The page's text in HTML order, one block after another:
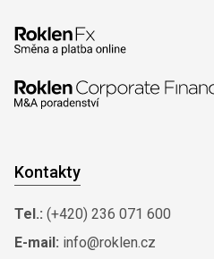
Kontakty
Tel.: (+420) 236 071 600
E-mail: info@roklen.cz